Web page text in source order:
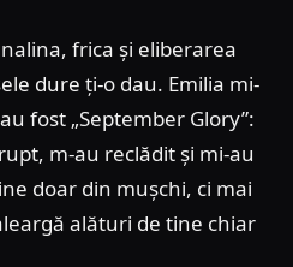
frica și eliberarea
dure ți-o dau. Emilia mi-
fost „September Glory”:
m-au reclădit și mi-au
doar din mușchi, ci mai
alături de tine chiar